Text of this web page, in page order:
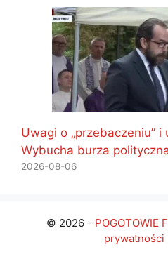
Uwagi o „przebaczeniu”
Wybucha burza
2026-08-06
© 2026 - POGOTOWIE
prywatności